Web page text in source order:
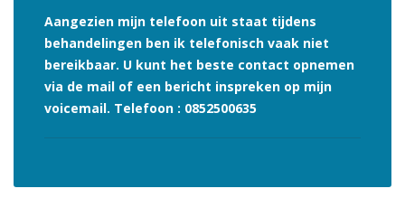
Aangezien mijn telefoon uit staat tijdens
behandelingen ben ik telefonisch vaak niet
bereikbaar. U kunt het beste contact opnemen
via de mail of een bericht inspreken op mijn
voicemail. Telefoon : 0852500635